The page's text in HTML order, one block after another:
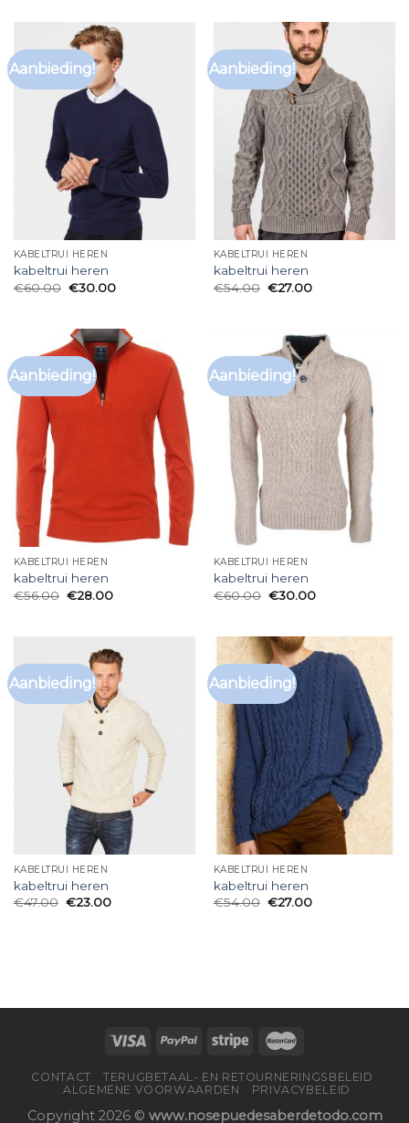
Aanbieding!
KABELTRUI HEREN
kabeltrui heren
€60.00 €30.00
Aanbieding!
KABELTRUI HEREN
kabeltrui heren
€54.00 €27.00
Aanbieding!
KABELTRUI HEREN
kabeltrui heren
€56.00 €28.00
Aanbieding!
KABELTRUI HEREN
kabeltrui heren
€60.00 €30.00
Aanbieding!
KABELTRUI HEREN
kabeltrui heren
€47.00 €23.00
Aanbieding!
KABELTRUI HEREN
kabeltrui heren
€54.00 €27.00
CONTACT
TERUGBETAAL- EN RETOURNERINGSBELEID
ALGEMENE VOORWAARDEN
PRIVACYBELEID
Copyright 2026 © www.nosepuedesaberdetodo.com